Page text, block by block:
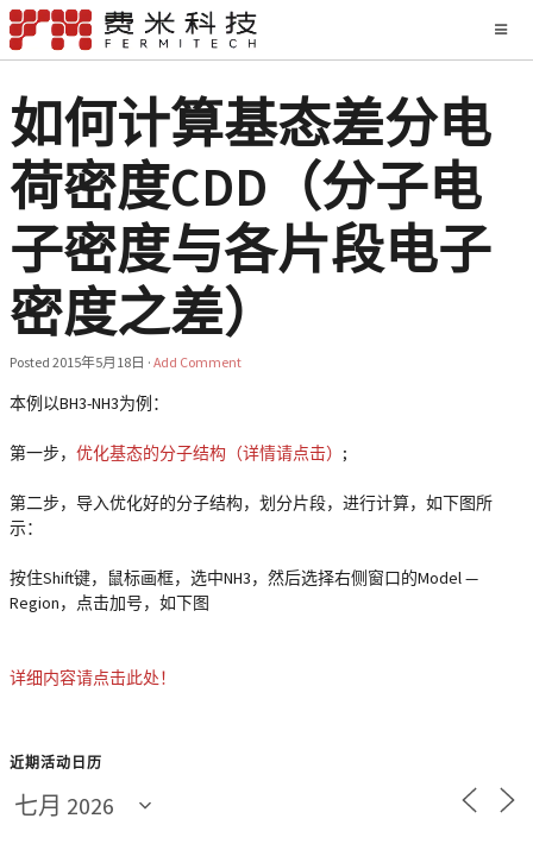
如何计算基态差分电
荷密度CDD（分子电
子密度与各片段电子
密度之差）
Posted 2015年5月18日 · Add Comment
本例以BH3-NH3为例：
第一步， 优化基态的分子结构（详情请点击） ;
第二步，导入优化好的分子结构，划分片段，进行计算，如下图所
示：
按住Shift键，鼠标画框，选中NH3，然后选择右侧窗口的Model —
Region，点击加号，如下图
详细内容请点击此处！
近期活动日历